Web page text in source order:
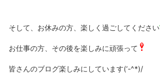
そして、お休みの方、楽しく過ごしてください
お仕事の方、その後を楽しみに頑張って
皆さんのブログ楽しみにしています(‘-^*)/